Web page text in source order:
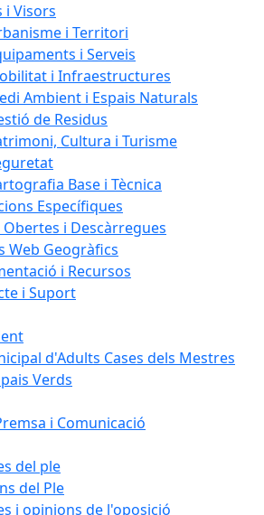
i Visors
i Territori
i Serveis
i Infraestructures
Ambient i Espais Naturals
de Residus
Cultura i Turisme
Base i Tècnica
Específiques
Obertes i Descàrregues
Web Geogràfics
i Recursos
i Suport
d'Adults Cases dels Mestres
Verds
i Comunicació
del ple
del Ple
i opinions de l'oposició